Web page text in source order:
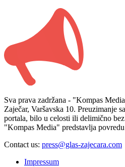
Sva prava zadržana - "Kompas
Zaječar, Varšavska 10. Preuzimanje
portala, bilo u celosti ili delimično
"Kompas Media" predstavlja
Contact us: press@glas-zajecara.com
Impressum